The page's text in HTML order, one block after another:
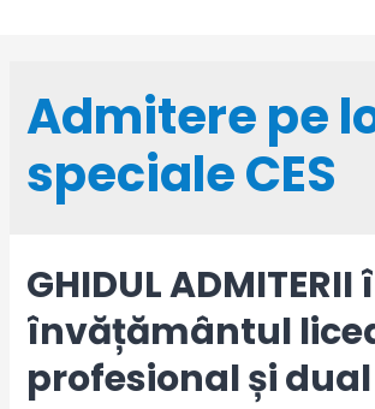
Admitere pe
speciale CES
GHIDUL ADMITERII
învățământul
profesional și dual